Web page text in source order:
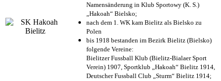
Namensänderung in Klub Sportowy (K. S.)
„Hakoah“ Bielsko;
nach dem 1. WK kam Bielitz als Bielsko zu
Polen
bis 1918 bestanden im Bezirk Bielitz (Bielsko)
folgende Vereine:
Bielitzer Fussball Klub (Bielitz-Bialaer Sport
Verein) 1907, Sportklub „Hakoah“ Bielitz 1914,
Deutscher Fussball Club „Sturm“ Bielitz 1914;